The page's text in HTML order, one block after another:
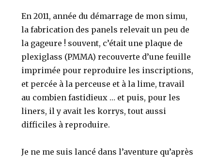
En 2011, année du démarrage de mon simu,
la fabrication des panels relevait un peu de
la gageure ! souvent, c’était une plaque de
plexiglass (PMMA) recouverte d’une feuille
imprimée pour reproduire les inscriptions,
et percée à la perceuse et à la lime, travail
au combien fastidieux … et puis, pour les
liners, il y avait les korrys, tout aussi
difficiles à reproduire.
Je ne me suis lancé dans l’aventure qu’après